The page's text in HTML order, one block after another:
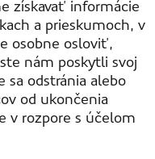
získavať informácie
a prieskumoch, v
osobne osloviť,
nám poskytli svoj
sa odstránia alebo
od ukončenia
v rozpore s účelom